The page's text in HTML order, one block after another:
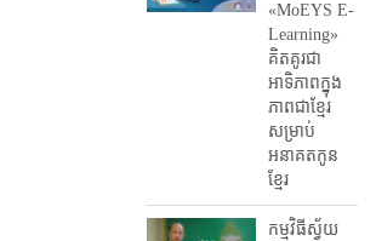
«MoEYS E-
Learning»
គិតគូរជា
អាទិភាពក្នុង
ភាពជាខ្មែរ
សម្រាប់
អនាគតកូន
ខ្មែរ
កម្មវិធីស្វ័យ